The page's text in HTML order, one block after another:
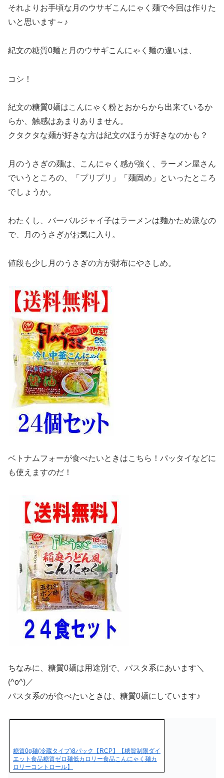
それよりお手頃な月のウサギこんにゃく麺で今回は作りた
いと思います～♪
紀文の糖質0麺と月のウサギこんにゃく麺の違いは、
コシ！
紀文の糖質0麺はこんにゃく粉とおからから出来ているか
らか、触感はあまりありません。
クタクタな麺が好きな方は紀文のほうが好きなのかも？
月のうさぎの麺は、こんにゃく感が強く、ラーメン屋さん
でいうところの、「プリプリ」「麺固め」といったところ
でしょうか。
わたくし、バーバルジャイ子はラーメンは麺かため派なの
で、月のうさぎがお気に入り。
値段も少し月のうさぎの方が財布にやさしめ。
ベトナムフォーが食べたいときはこちら！パッタイなどに
も使えますのだ！
ちなみに、糖質0麺は用途別で、パスタ系にあいます＼
(^o^)／
パスタ系のが食べたいときは、糖質0麺にしています♪
糖質0g麺(冷蔵タイプ)8パック【RCP】【糖質制限ダイ
エット食品糖質ゼロ麺低カロリー食品こんにゃく麺カ
ロリーコントロール】